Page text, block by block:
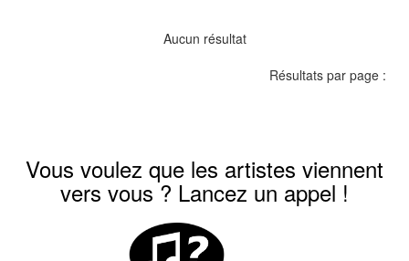
Aucun résultat
Résultats par page :
Vous voulez que les artistes viennent
vers vous ? Lancez un appel !